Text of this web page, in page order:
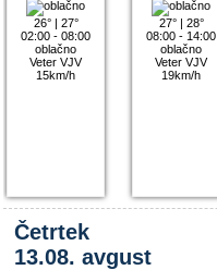
26°| 27°
02:00 - 08:00
oblačno
Veter VJV
15km/h
27°| 28°
08:00 - 14:00
oblačno
Veter VJV
19km/h
Četrtek
13.08. avgust